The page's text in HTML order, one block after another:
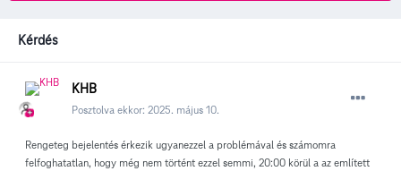
Kérdés
KHB
Posztolva ekkor: 2025. május 10.
Rengeteg bejelentés érkezik ugyanezzel a problémával és számomra
felfoghatatlan, hogy még nem történt ezzel semmi, 20:00 körül a az említett